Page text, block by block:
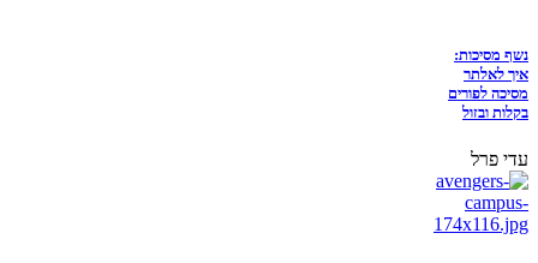
נשף מסיכות:
איך לאלתר
מסיכה לפורים
בקלות ובזול
עדי פרל